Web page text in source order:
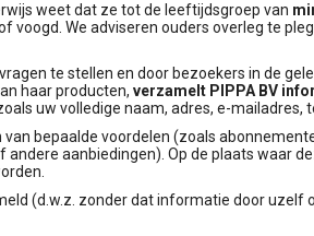
weet dat ze tot de leeftijdsgroep van
We adviseren ouders overleg te
te stellen en door bezoekers in de
haar producten, verzamelt PIPPA BV
uw volledige naam, adres, e-mailadres,
bepaalde voordelen (zoals
aanbiedingen). Op de plaats waar
(d.w.z. zonder dat informatie door uzelf